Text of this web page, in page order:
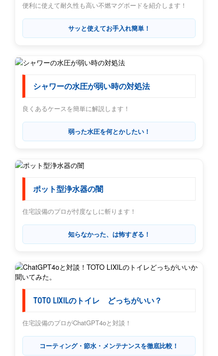
便利に使えて耐久性も高い不燃マグボードを紹介します！
サッと使えてお手入れ簡単！
シャワーの水圧が弱い時の対処法
良くあるケースを簡単に解説します！
弱った水圧を何とかしたい！
ポット型浄水器の闇
住宅設備のプロが忖度なしに斬ります！
知らなかった、は怖すぎる！
TOTO LIXILのトイレ どっちがいい？
住宅設備のプロがChatGPT4oと対談！
コーティング・節水・メンテナンスを徹底比較！